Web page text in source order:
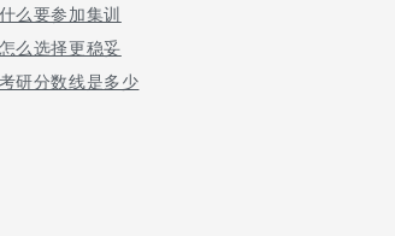
、年龄30周岁以下，身体健康者均可报名入学;
农村贫困户，身体健康者：[有初(高)中毕业证];
上农村应届毕业生，身体健康者;[有初(高)中毕
办学的学生年龄必须满16周岁。
么要参加集训
么选择更稳妥
研分数线是多少